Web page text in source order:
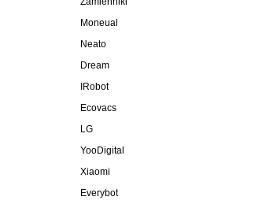
Moneual
Neato
Dream
IRobot
Ecovacs
LG
YooDigital
Xiaomi
Everybot